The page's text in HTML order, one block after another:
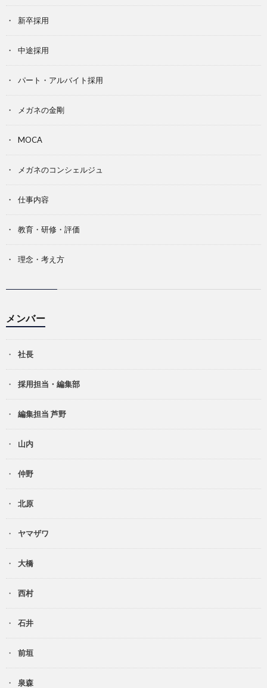
新卒採用
中途採用
パート・アルバイト採用
メガネの金剛
MOCA
メガネのコンシェルジュ
仕事内容
教育・研修・評価
理念・考え方
メンバー
社長
採用担当・編集部
編集担当 芦野
山内
仲野
北原
ヤマザワ
大橋
西村
石井
前垣
泉森